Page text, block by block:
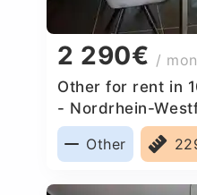
2 290€ /
Other for rent in
- Nordrhein-
Other